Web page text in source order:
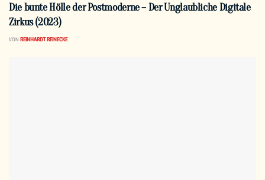
Die bunte Hölle der Postmoderne – Der Unglaubliche Digitale
Zirkus (2023)
VON REINHARDT REINECKE